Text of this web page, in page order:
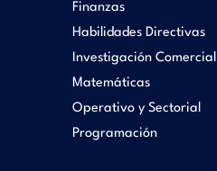
Finanzas
Habilidades Directivas
Investigación Comercial
Matemáticas
Operativo y Sectorial
Programación